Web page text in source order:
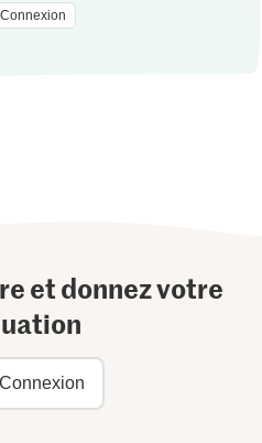
Connexion
et donnez votre
Connexion